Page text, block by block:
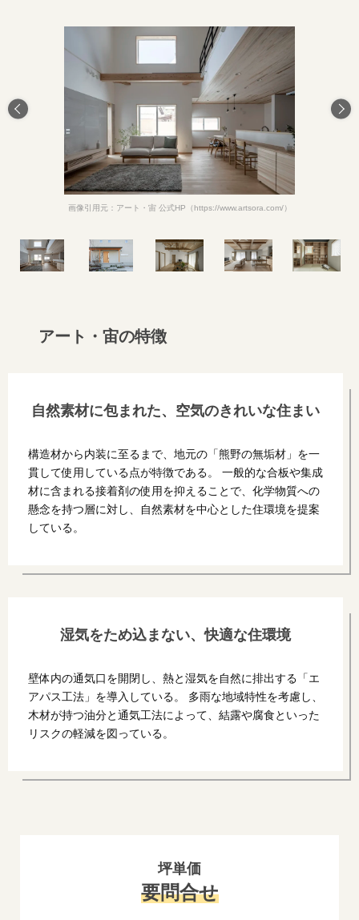
画像引用元：アート・宙 公式HP（https://www.artsora.com/）
アート・宙の特徴
自然素材に包まれた、空気のきれいな住まい
構造材から内装に至るまで、地元の「熊野の無垢材」を一
貫して使用している点が特徴である。 一般的な合板や集成
材に含まれる接着剤の使用を抑えることで、化学物質への
懸念を持つ層に対し、自然素材を中心とした住環境を提案
している。
湿気をため込まない、快適な住環境
壁体内の通気口を開閉し、熱と湿気を自然に排出する「エ
アパス工法」を導入している。 多雨な地域特性を考慮し、
木材が持つ油分と通気工法によって、結露や腐食といった
リスクの軽減を図っている。
坪単価
要問合せ